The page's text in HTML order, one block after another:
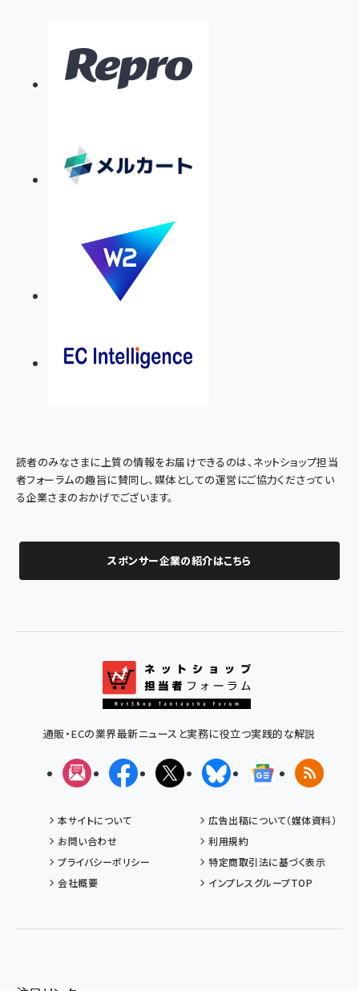
読者のみなさまに上質の情報をお届けできるのは、ネットショップ担当
者フォーラムの趣旨に賛同し、媒体としての運営にご協力くださってい
る企業さまのおかげでございます。
スポンサー企業の紹介はこちら
通販・ECの業界最新ニュースと実務に役立つ実践的な解説
メルマガFacebookX(エックス)BlueskyGoogleニュ
RSS
本サイトについて
広告出稿について（媒体資料）
お問い合わせ
利用規約
プライバシーポリシー
特定商取引法に基づく表示
会社概要
インプレスグループTOP